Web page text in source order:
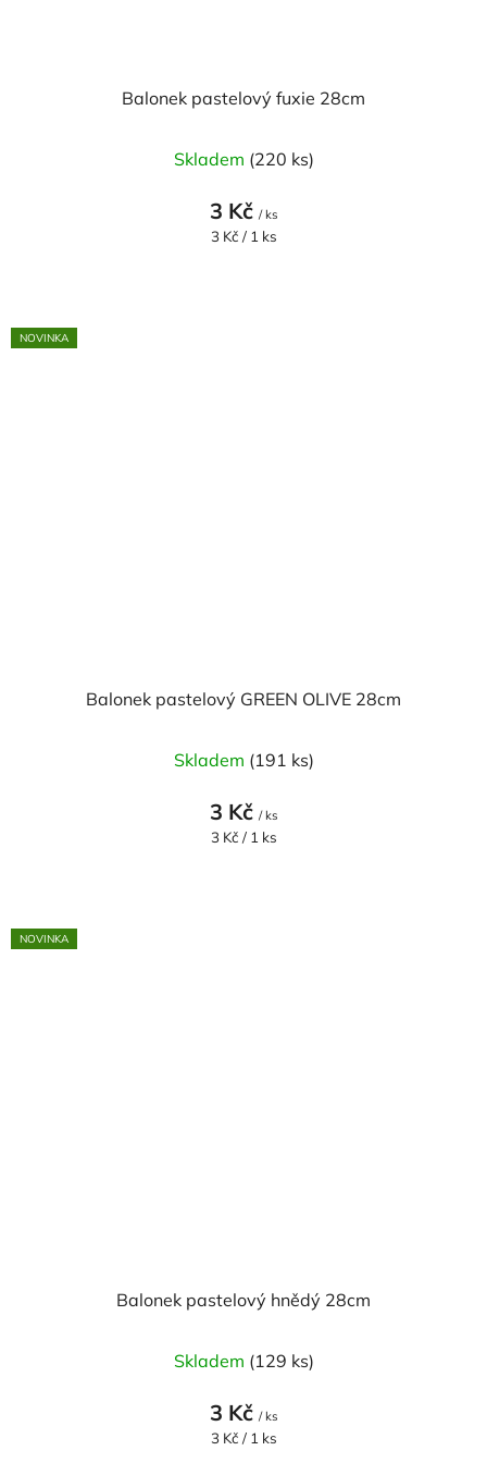
Balonek pastelový fuxie 28cm
Skladem (220 ks)
3 Kč / ks
Měrná
3 Kč / 1 ks
NOVINKA
Balonek pastelový GREEN OLIVE 28cm
Skladem (191 ks)
3 Kč / ks
Měrná
3 Kč / 1 ks
NOVINKA
Balonek pastelový hnědý 28cm
Skladem (129 ks)
3 Kč / ks
Měrná
3 Kč / 1 ks